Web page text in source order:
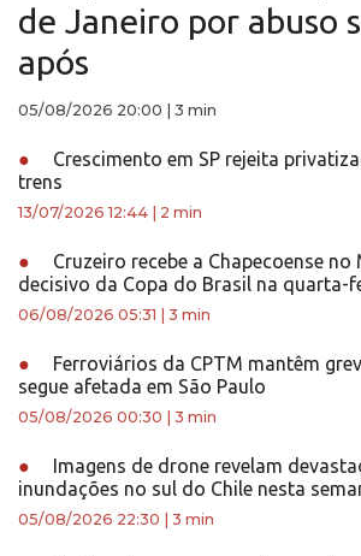
de Janeiro por abuso
após
05/08/2026 20:00 3 min
●
Crescimento em SP rejeita
trens
13/07/2026 12:44 2 min
●
Cruzeiro recebe a Chapecoense
decisivo da Copa do Brasil na quarta-
06/08/2026 05:31 3 min
●
Ferroviários da CPTM mantêm
segue afetada em São Paulo
05/08/2026 00:30 3 min
●
Imagens de drone revelam
inundações no sul do Chile nesta
05/08/2026 22:30 3 min